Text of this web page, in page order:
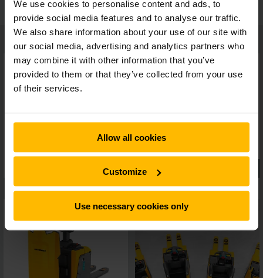
We use cookies to personalise content and ads, to
provide social media features and to analyse our traffic.
We also share information about your use of our site with
our social media, advertising and analytics partners who
may combine it with other information that you’ve
provided to them or that they’ve collected from your use
of their services.
Allow all cookies
Customize
Use necessary cookies only